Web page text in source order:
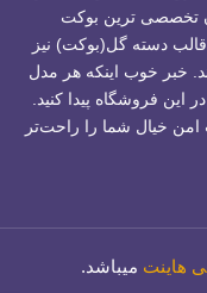
تخصصی ترین بوکت
دسته گل(بوکت) نیز
خبر خوب اینکه هر مدل
فروشگاه پیدا کنید.
امن خیال شما را راحت‌تر
هاینت میباشد.